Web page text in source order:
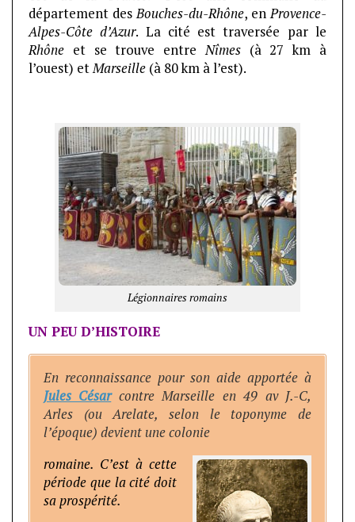
département desBouches-du-Rhône, enProvence-
Alpes-Côte d’Azur. La cité est traversée par le
Rhône et se trouve entreNîmes(à 27 km à
l’ouest) etMarseille (à 80 km à l’est).
Légionnaires romains
UN PEU D’HISTOIRE
En reconnaissance pour son aide apportée à
Jules Césarcontre Marseille en 49 av J.-C,
Arles (ou Arelate, selon le toponyme de
l’époque) devient une colonie
romaine. C’est à cette
période que la cité doit
sa prospérité.